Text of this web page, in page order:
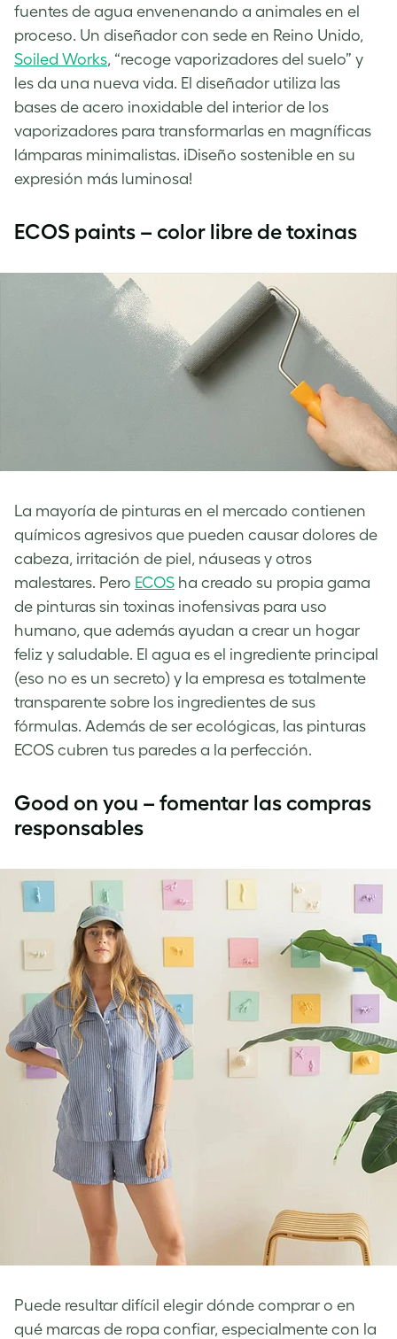
fuentes de agua envenenando a animales en el
proceso. Un diseñador con sede en Reino Unido,
Soiled Works, “recoge vaporizadores del suelo” y
les da una nueva vida. El diseñador utiliza las
bases de acero inoxidable del interior de los
vaporizadores para transformarlas en magníficas
lámparas minimalistas. ¡Diseño sostenible en su
expresión más luminosa!
ECOS paints – color libre de toxinas
La mayoría de pinturas en el mercado contienen
químicos agresivos que pueden causar dolores de
cabeza, irritación de piel, náuseas y otros
malestares. Pero ECOS ha creado su propia gama
de pinturas sin toxinas inofensivas para uso
humano, que además ayudan a crear un hogar
feliz y saludable. El agua es el ingrediente principal
(eso no es un secreto) y la empresa es totalmente
transparente sobre los ingredientes de sus
fórmulas. Además de ser ecológicas, las pinturas
ECOS cubren tus paredes a la perfección.
Good on you – fomentar las compras
responsables
Puede resultar difícil elegir dónde comprar o en
qué marcas de ropa confiar, especialmente con la